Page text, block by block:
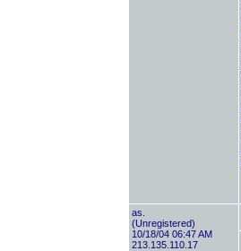
as.
(Unregistered)
10/18/04 06:47 AM
213.135.110.17